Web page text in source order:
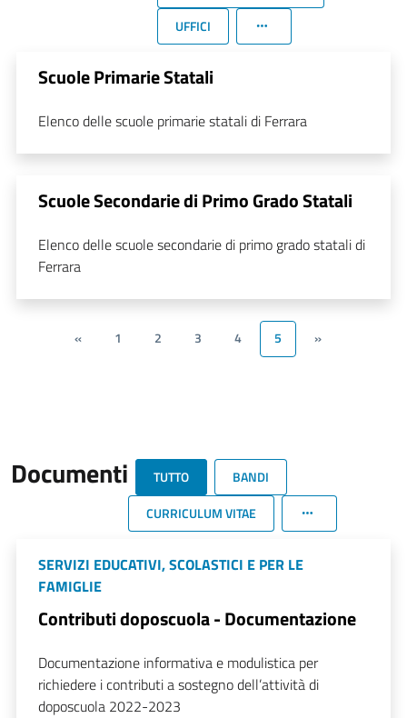
UFFICI
Scuole Primarie Statali
Elenco delle scuole primarie statali di Ferrara
Scuole Secondarie di Primo Grado Statali
Elenco delle scuole secondarie di primo grado statali di
Ferrara
« 1 2 3 4 5 »
Documenti TUTTO
BANDI
CURRICULUM VITAE
SERVIZI EDUCATIVI, SCOLASTICI E PER LE
FAMIGLIE
Contributi doposcuola - Documentazione
Documentazione informativa e modulistica per
richiedere i contributi a sostegno dell’attività di
doposcuola 2022-2023